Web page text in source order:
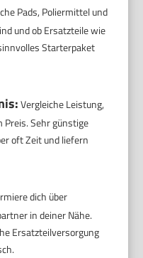
Pads, Poliermittel und
und ob Ersatzteile wie
Starterpaket
Vergleiche Leistung,
Preis. Sehr günstige
oft Zeit und liefern
dich über
in deiner Nähe.
Ersatzteilversorgung